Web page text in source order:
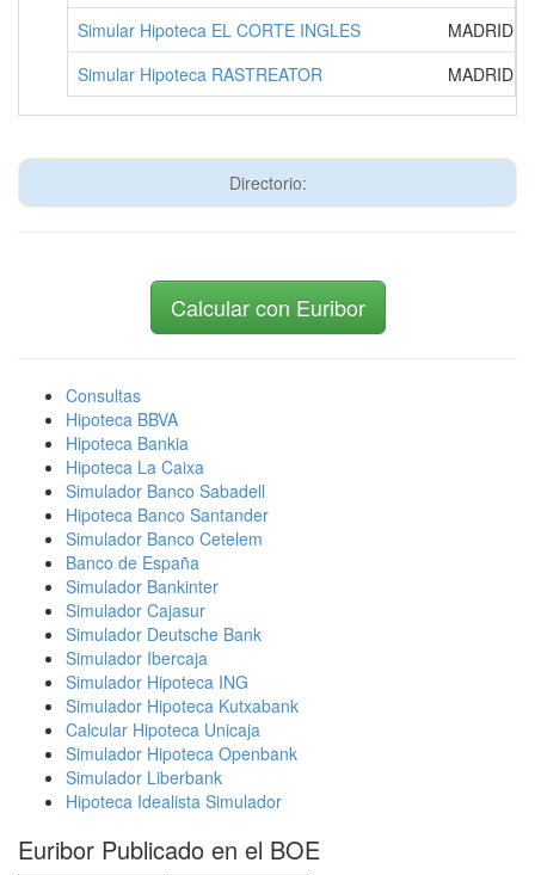
Simular Hipoteca EL CORTE INGLES
MADRID
Simular Hipoteca RASTREATOR
MADRID
Directorio:
Calcular con Euribor
Consultas
Hipoteca BBVA
Hipoteca Bankia
Hipoteca La Caixa
Simulador Banco Sabadell
Hipoteca Banco Santander
Simulador Banco Cetelem
Banco de España
Simulador Bankinter
Simulador Cajasur
Simulador Deutsche Bank
Simulador Ibercaja
Simulador Hipoteca ING
Simulador Hipoteca Kutxabank
Calcular Hipoteca Unicaja
Simulador Hipoteca Openbank
Simulador Liberbank
Hipoteca Idealista Simulador
Euribor Publicado en el BOE